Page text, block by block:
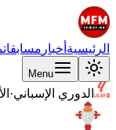
الرئيسية أخبار مسابقات
Menu
الدوري الإسباني·